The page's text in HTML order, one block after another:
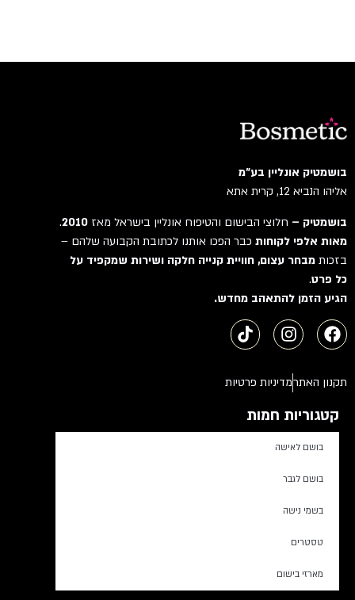
בושמטיק אונליין בע"מ
אליהו הנביא 12, קרית אתא
בושמטיק –חלוצי הבישום והטיפוח אונליין בישראל מאז2010
.
מאות אלפי לקוחותכבר הפכו אותנו לכתובת הקבועה שלהם –
בזכותמבחר עצום, חוויית קנייה חלקה ושירות שמקפיד על
כל פרט.
הגיע הזמן להתאהב מחדש.
תקנון האתרמדיניות פרטיות
קטגוריות חמות
בושם לאישה
בושם לגבר
בשמי נישה
טסטרים
מארזי בישום